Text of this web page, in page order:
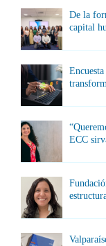
De la
capital
ECC